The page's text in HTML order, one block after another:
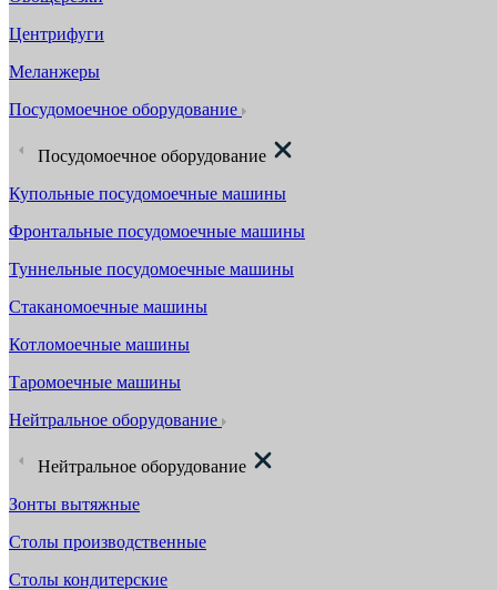
Центрифуги
Меланжеры
Посудомоечное оборудование
Посудомоечное оборудование
Купольные посудомоечные машины
Фронтальные посудомоечные машины
Туннельные посудомоечные машины
Стаканомоечные машины
Котломоечные машины
Таромоечные машины
Нейтральное оборудование
Нейтральное оборудование
Зонты вытяжные
Столы производственные
Столы кондитерские